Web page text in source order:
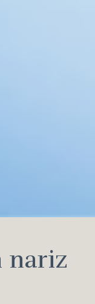
nariz